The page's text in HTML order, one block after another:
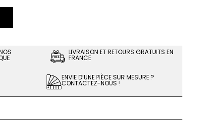
LIVRAISON ET RETOURS GRATUITS EN
FRANCE
ENVIE D’UNE PIÈCE SUR MESURE ?
CONTACTEZ-NOUS !